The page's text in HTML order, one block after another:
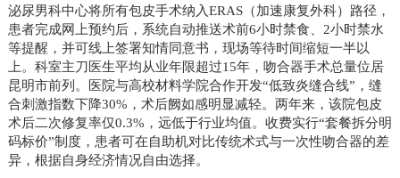
泌尿男科中心将所有包皮手术纳入ERAS（加速康复外科）路径，
患者完成网上预约后，系统自动推送术前6小时禁食、2小时禁水
等提醒，并可线上签署知情同意书，现场等待时间缩短一半以
上。科室主刀医生平均从业年限超过15年，吻合器手术总量位居
昆明市前列。医院与高校材料学院合作开发“低致炎缝合线”，缝
合刺激指数下降30%，术后阙如感明显减轻。两年来，该院包皮
术后二次修复率仅0.3%，远低于行业均值。收费实行“套餐拆分明
码标价”制度，患者可在自助机对比传统术式与一次性吻合器的差
异，根据自身经济情况自由选择。